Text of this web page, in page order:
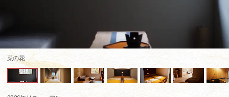
菜の花